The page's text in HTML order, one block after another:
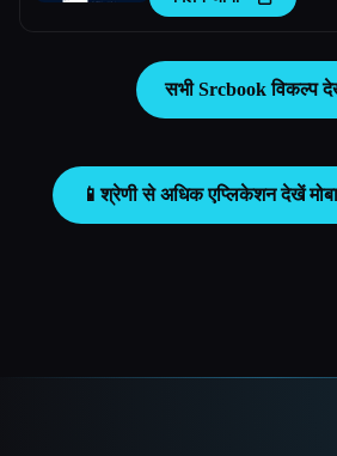
सभी Srcbook विकल्प
📱श्रेणी से अधिक एप्लिकेशन देखें